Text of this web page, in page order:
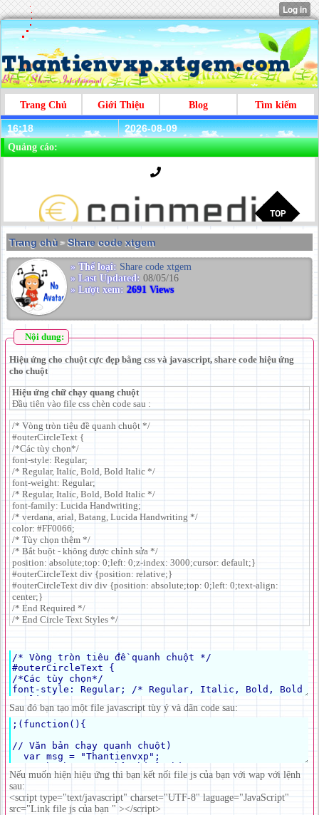
Trang Chủ Giới Thiệu Blog Tìm kiếm
16:18 2026-08-09
Quảng cáo:
Trang chủ >Share code xtgem
» Thể loại: Share code xtgem
» Last Updated: 08/05/16
» Lượt xem: 2691 Views
Nội dung:
Hiệu ứng cho chuột cực đẹp bằng css và javascript, share code hiệu ứng
cho chuột
Hiệu ứng chữ chạy quang chuột
Đầu tiên vào file css chèn code sau :
/* Vòng tròn tiêu đề quanh chuột */
#outerCircleText {
/*Các tùy chọn*/
font-style: Regular;
/* Regular, Italic, Bold, Bold Italic */
font-weight: Regular;
/* Regular, Italic, Bold, Bold Italic */
font-family: Lucida Handwriting;
/* verdana, arial, Batang, Lucida Handwriting */
color: #FF0066;
/* Tùy chọn thêm */
/* Bắt buột - không được chỉnh sửa */
position: absolute;top: 0;left: 0;z-index: 3000;cursor: default;}
#outerCircleText div {position: relative;}
#outerCircleText div div {position: absolute;top: 0;left: 0;text-align:
center;}
/* End Required */
/* End Circle Text Styles */
Sau đó bạn tạo một file javascript tùy ý và dãn code sau:
Nếu muốn hiện hiệu ứng thì bạn kết nối file js của bạn với wap với lệnh
sau:
<script type="text/javascript" charset="UTF-8" laguage="JavaScript"
src="Link file js của bạn " ></script>